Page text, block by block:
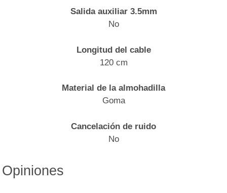
Salida auxiliar 3.5mm
No
Longitud del cable
120 cm
Material de la almohadilla
Goma
Cancelación de ruido
No
Opiniones